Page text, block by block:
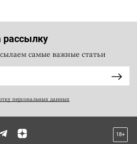
рассылку
самые важные статьи
персональных данных
18+